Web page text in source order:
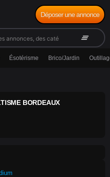
clear_all
Déposer une annonce
Ésotérisme Brico/Jardin
BORDEAUX